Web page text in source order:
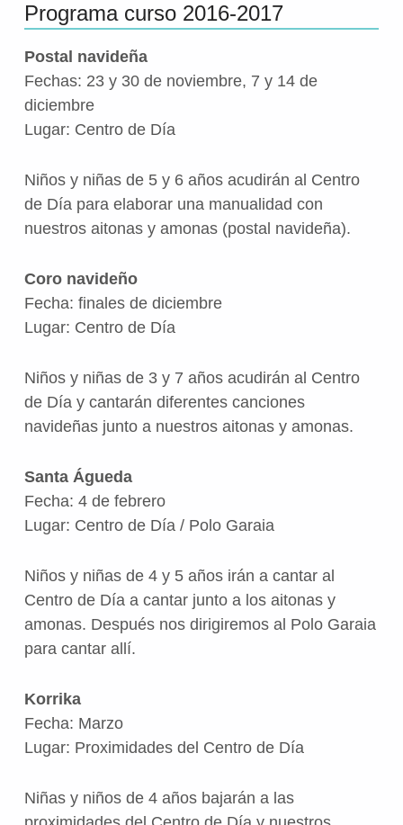
Programa curso 2016-2017
Postal navideña
Fechas: 23 y 30 de noviembre, 7 y 14 de
diciembre
Lugar: Centro de Día
Niños y niñas de 5 y 6 años acudirán al Centro
de Día para elaborar una manualidad con
nuestros aitonas y amonas (postal navideña).
Coro navideño
Fecha: finales de diciembre
Lugar: Centro de Día
Niños y niñas de 3 y 7 años acudirán al Centro
de Día y cantarán diferentes canciones
navideñas junto a nuestros aitonas y amonas.
Santa Águeda
Fecha: 4 de febrero
Lugar: Centro de Día / Polo Garaia
Niños y niñas de 4 y 5 años irán a cantar al
Centro de Día a cantar junto a los aitonas y
amonas. Después nos dirigiremos al Polo Garaia
para cantar allí.
Korrika
Fecha: Marzo
Lugar: Proximidades del Centro de Día
Niñas y niños de 4 años bajarán a las